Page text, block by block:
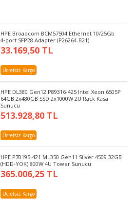
HPE Broadcom BCM57504 Ethernet 10/25Gb
4‑port SFP28 Adapter (P26264-B21)
33.169,50 TL
Ücretsiz Kargo
HPE DL380 Gen12 P89316-425 Intel Xeon 6505P
64GB 2x480GB SSD 2x1000W 2U Rack Kasa
Sunucu
513.928,80 TL
Ücretsiz Kargo
HPE P70195-421 ML350 Gen11 Silver 4509 32GB
(HDD-YOK) 800W 4U Tower Sunucu
365.006,25 TL
Ücretsiz Kargo